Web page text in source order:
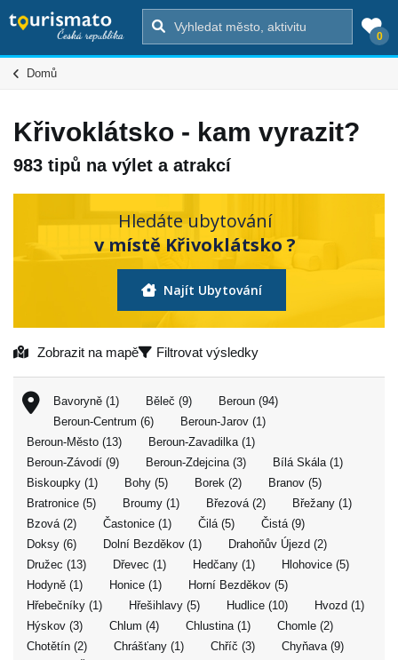
0
Domů
Křivoklátsko - kam vyrazit?
983 tipů na výlet a atrakcí
Hledáte ubytování
v místě Křivoklátsko ?
Najít Ubytování
Zobrazit na mapě Filtrovat výsledky
Bavoryně (1) Běleč (9)
Beroun (94)
Beroun-Centrum (6)
Beroun-Jarov (1)
Beroun-Město (13)
Beroun-Zavadilka (1)
Beroun-Závodí (9)
Beroun-Zdejcina (3)
Bílá Skála (1)
Biskoupky (1)
Bohy (5) Borek (2)
Branov (5)
Bratronice (5)
Broumy (1) Březová (2)
Břežany (1)
Bzová (2)
Častonice (1) Čilá (5)
Čistá (9)
Doksy (6)
Dolní Bezděkov (1)
Drahoňův Újezd (2)
Družec (13)
Dřevec (1) Hedčany (1)
Hlohovice (5)
Hodyně (1)
Honice (1)
Horní Bezděkov (5)
Hřebečníky (1)
Hřešihlavy (5) Hudlice (10)
Hvozd (1)
Hýskov (3)
Chlum (4) Chlustina (1)
Chomle (2)
Chotětín (2)
Chrášťany (1) Chříč (3)
Chyňava (9)